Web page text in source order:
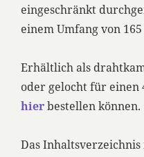
eingeschränkt
einem Umfang von
Erhältlich als
oder gelocht für einen
hierbestellen können.
Das Inhaltsverzeichnis